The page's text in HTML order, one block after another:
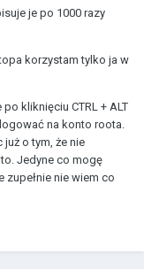
je po 1000 razy
korzystam tylko ja w
kliknięciu CTRL + ALT
na konto roota.
już o tym, że nie
Jedyne co mogę
zupełnie nie wiem co